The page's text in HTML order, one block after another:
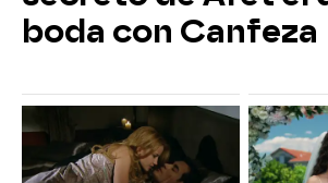
boda con Canfeza